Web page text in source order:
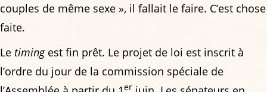
couples de même sexe », il fallait le faire. C’est chose
faite.
Le timingest fin prêt. Le projet de loi est inscrit à
l’ordre du jour de la commission spéciale de
er